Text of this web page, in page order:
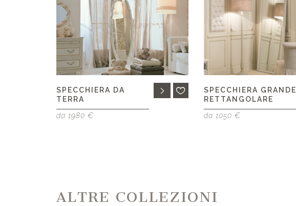
SPECCHIERA DA
TERRA
da 1980 €
SPECCHIERA GRANDE
RETTANGOLARE
da 1050 €
ALTRE COLLEZIONI